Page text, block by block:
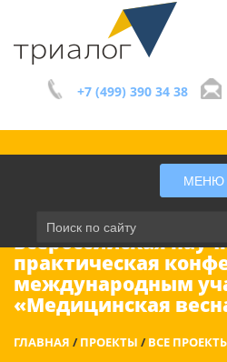
+7 (499) 390 34 38
МЕНЮ
Всероссийская
практическая
международным
«Медицинская
ГЛАВНАЯ /ПРОЕКТЫ /ВСЕ